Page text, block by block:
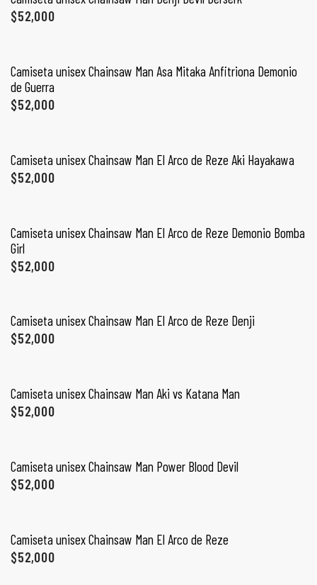
PROMO 2X1
SIGUENOS EN REDES
$52,000
Camiseta unisex Chainsaw Man Asa Mitaka Anfitriona Demonio
de Guerra
$52,000
Camiseta unisex Chainsaw Man El Arco de Reze Aki Hayakawa
$52,000
Camiseta unisex Chainsaw Man El Arco de Reze Demonio Bomba
Girl
$52,000
Camiseta unisex Chainsaw Man El Arco de Reze Denji
$52,000
Camiseta unisex Chainsaw Man Aki vs Katana Man
$52,000
Camiseta unisex Chainsaw Man Power Blood Devil
$52,000
Camiseta unisex Chainsaw Man El Arco de Reze
$52,000
|